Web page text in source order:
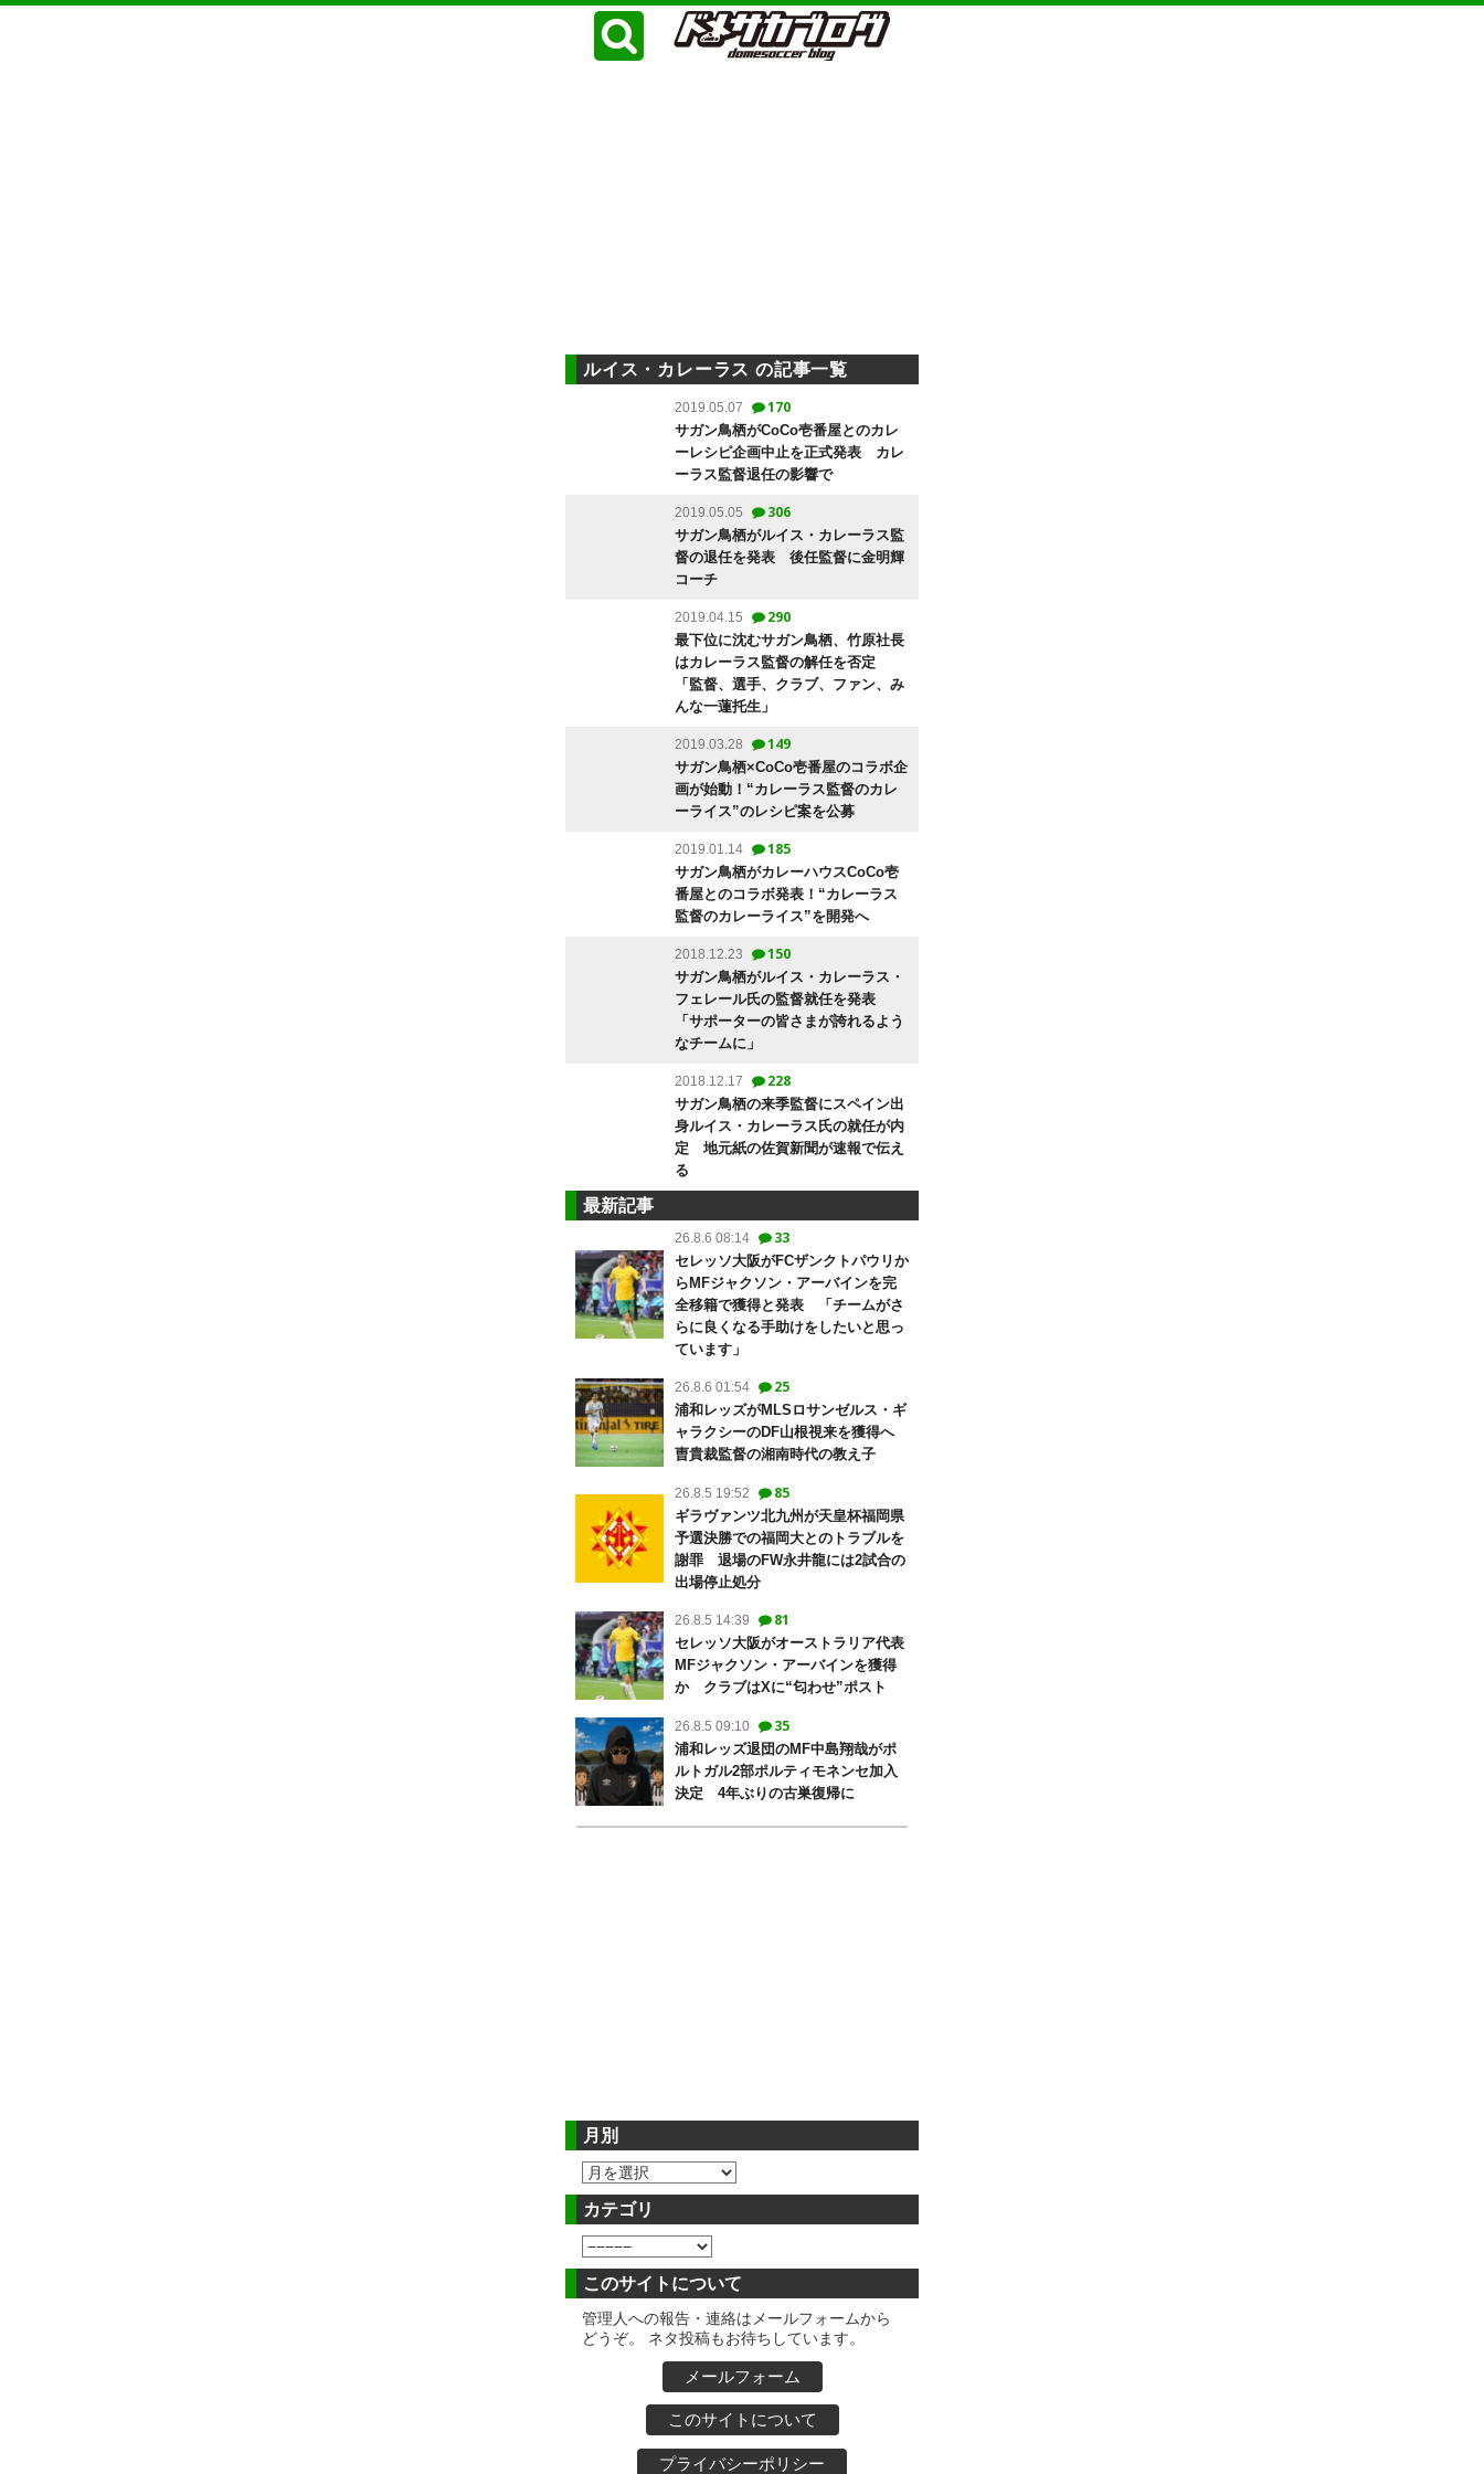
ルイス・カレーラス の記事一覧
2019.05.07 170
サガン鳥栖がCoCo壱番屋とのカレ
ーレシピ企画中止を正式発表 カレ
ーラス監督退任の影響で
2019.05.05 306
サガン鳥栖がルイス・カレーラス監
督の退任を発表 後任監督に金明輝
コーチ
2019.04.15 290
最下位に沈むサガン鳥栖、竹原社長
はカレーラス監督の解任を否定
「監督、選手、クラブ、ファン、み
んな一蓮托生」
2019.03.28 149
サガン鳥栖×CoCo壱番屋のコラボ企
画が始動！“カレーラス監督のカレ
ーライス”のレシピ案を公募
2019.01.14 185
サガン鳥栖がカレーハウスCoCo壱
番屋とのコラボ発表！“カレーラス
監督のカレーライス”を開発へ
2018.12.23 150
サガン鳥栖がルイス・カレーラス・
フェレール氏の監督就任を発表
「サポーターの皆さまが誇れるよう
なチームに」
2018.12.17 228
サガン鳥栖の来季監督にスペイン出
身ルイス・カレーラス氏の就任が内
定 地元紙の佐賀新聞が速報で伝え
る
最新記事
26.8.6 08:14 33
セレッソ大阪がFCザンクトパウリか
らMFジャクソン・アーバインを完
全移籍で獲得と発表 「チームがさ
らに良くなる手助けをしたいと思っ
ています」
26.8.6 01:54 25
浦和レッズがMLSロサンゼルス・ギ
ャラクシーのDF山根視来を獲得へ
曺貴裁監督の湘南時代の教え子
26.8.5 19:52 85
ギラヴァンツ北九州が天皇杯福岡県
予選決勝での福岡大とのトラブルを
謝罪 退場のFW永井龍には2試合の
出場停止処分
26.8.5 14:39 81
セレッソ大阪がオーストラリア代表
MFジャクソン・アーバインを獲得
か クラブはXに“匂わせ”ポスト
26.8.5 09:10 35
浦和レッズ退団のMF中島翔哉がポ
ルトガル2部ポルティモネンセ加入
決定 4年ぶりの古巣復帰に
月別
カテゴリ
このサイトについて
管理人への報告・連絡はメールフォームから
どうぞ。 ネタ投稿もお待ちしています。
メールフォーム
このサイトについて
プライバシーポリシー